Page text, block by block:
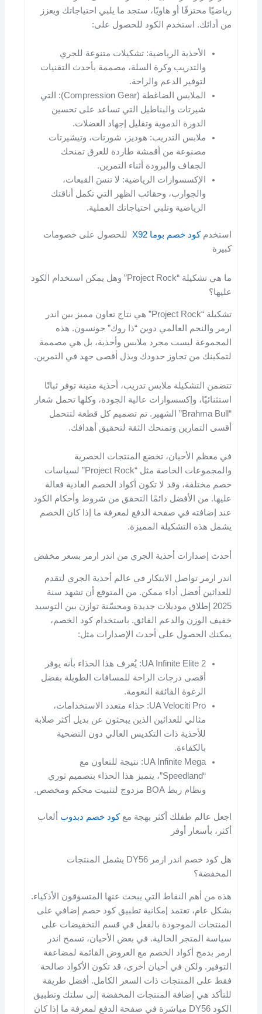
رياضيًا محترفًا أو هاويًا، ستجد ما يلبي احتياجاتك ويعزز
من أدائك. استخدم الكود للحصول على:
الأحذية الرياضية: تشكيلات متنوعة للجري
والتدريب وكرة السلة، مصممة بأحدث التقنيات
لتوفير الدعم والراحة.
الملابس الضاغطة (Compression Gear): التي
شيرتات والبناطيل التي تساعد على تحسين
الدورة الدموية وتقليل إجهاد العضلات.
ملابس التدريب: هوديز، شورتات، وتيشيرتات
مصنوعة من أقمشة طاردة للعرق تمنحك
الجفاف والبرودة أثناء التمرين.
الإكسسوارات الرياضية: لا تنسَ القبعات،
والجوارب، وحقائب الظهر التي تكمل أناقتك
الرياضية وتلبي احتياجاتك العملية.
استخدم كود خصم بوما X92
للحصول على خصومات
كبيرة
ما هي تشكيلة “Project Rock” وهل يمكن استخدام الكود
عليها؟
تشكيلة “Project Rock” هي نتاج تعاون مميز بين اندر
ارمر والنجم العالمي دوين “ذا روك” جونسون. هذه
المجموعة ليست مجرد ملابس وأحذية، بل هي مصممة
لتمكينك من تجاوز حدودك وبذل أقصى جهد في التمرين.
تتضمن التشكيلة ملابس تدريب، أحذية متينة توفر ثباتًا
استثنائيًا، وإكسسوارات عالية الجودة، وكلها تحمل شعار
“Brahma Bull” الشهير. تم تصميم كل قطعة لتتحمل
أقسى التمارين وتمنحك الثقة لتحقيق أهدافك.
في معظم الأحيان، تخضع المنتجات الحصرية
والمجموعات الخاصة مثل “Project Rock” لسياسات
خصم مختلفة، وقد لا تكون أكواد الخصم العادية فعالة
عليها. من الأفضل دائمًا التحقق من شروط وأحكام الكود
عند إضافته في صفحة الدفع لمعرفة ما إذا كان الخصم
يشمل هذه التشكيلة المميزة.
أحدث إصدارات أحذية الجري من اندر ارمر بسعر مخفض
اندر ارمر تواصل الابتكار في عالم أحذية الجري لتقدم
للعدائين أفضل أداء ممكن. من المتوقع أن تشهد سنة
2025 إطلاق موديلات جديدة ومحسّنة توازن بين التوسيد
خفيف الوزن والدعم الفائق. باستخدام كود الخصم،
يمكنك الحصول على أحدث الإصدارات مثل:
UA Infinite Elite 2: يُعرف هذا الحذاء بأنه يوفر
أقصى درجات الراحة للمسافات الطويلة بفضل
الرغوة الفائقة النعومة.
UA Velociti Pro: حذاء متعدد الاستخدامات،
مثالي للعدائين الذين يبحثون عن بديل أكثر صلابة
للأحذية ذات التكديس العالي دون التضحية
بالكفاءة.
UA Infinite Mega: نتيجة للتعاون مع
“Speedland”، يتميز هذا الحذاء بتصميم ثوري
ونظام ربط BOA مزدوج لتثبيت محكم ومخصص.
اجعل عالم طفلك أكثر بهجة معكود خصم دبدوب ألعاب
أكثر، بأسعار أوفر
هل كود خصم اندر ارمر DY56 يشمل المنتجات
المخفضة؟
هذه من أهم النقاط التي يبحث عنها المتسوقون الأذكياء.
بشكل عام، تعتمد إمكانية تطبيق كود خصم إضافي على
المنتجات الموجودة بالفعل في قسم التخفيضات على
سياسة المتجر الحالية. في بعض الأحيان، تسمح اندر
ارمر بدمج أكواد الخصم مع العروض القائمة لمضاعفة
التوفير. ولكن في أحيان أخرى، قد تكون الأكواد صالحة
فقط على المنتجات ذات السعر الكامل. أفضل طريقة
للتأكد هي إضافة المنتجات المخفضة إلى سلتك وتطبيق
الكود DY56 مباشرة في صفحة الدفع لمعرفة ما إذا كان